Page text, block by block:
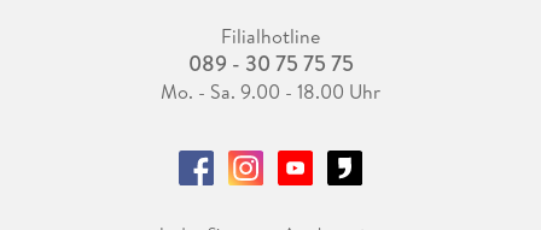
Filialhotline
089 - 30 75 75 75
Mo. - Sa. 9.00 - 18.00 Uhr